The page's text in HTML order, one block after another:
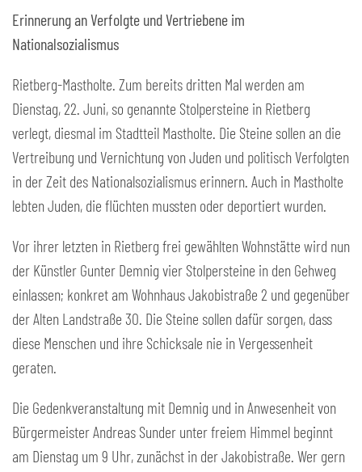
Erinnerung an Verfolgte und Vertriebene im
Nationalsozialismus
Rietberg-Mastholte. Zum bereits dritten Mal werden am
Dienstag, 22. Juni, so genannte Stolpersteine in Rietberg
verlegt, diesmal im Stadtteil Mastholte. Die Steine sollen an die
Vertreibung und Vernichtung von Juden und politisch Verfolgten
in der Zeit des Nationalsozialismus erinnern. Auch in Mastholte
lebten Juden, die flüchten mussten oder deportiert wurden.
Vor ihrer letzten in Rietberg frei gewählten Wohnstätte wird nun
der Künstler Gunter Demnig vier Stolpersteine in den Gehweg
einlassen; konkret am Wohnhaus Jakobistraße 2 und gegenüber
der Alten Landstraße 30. Die Steine sollen dafür sorgen, dass
diese Menschen und ihre Schicksale nie in Vergessenheit
geraten.
Die Gedenkveranstaltung mit Demnig und in Anwesenheit von
Bürgermeister Andreas Sunder unter freiem Himmel beginnt
am Dienstag um 9 Uhr, zunächst in der Jakobistraße. Wer gern